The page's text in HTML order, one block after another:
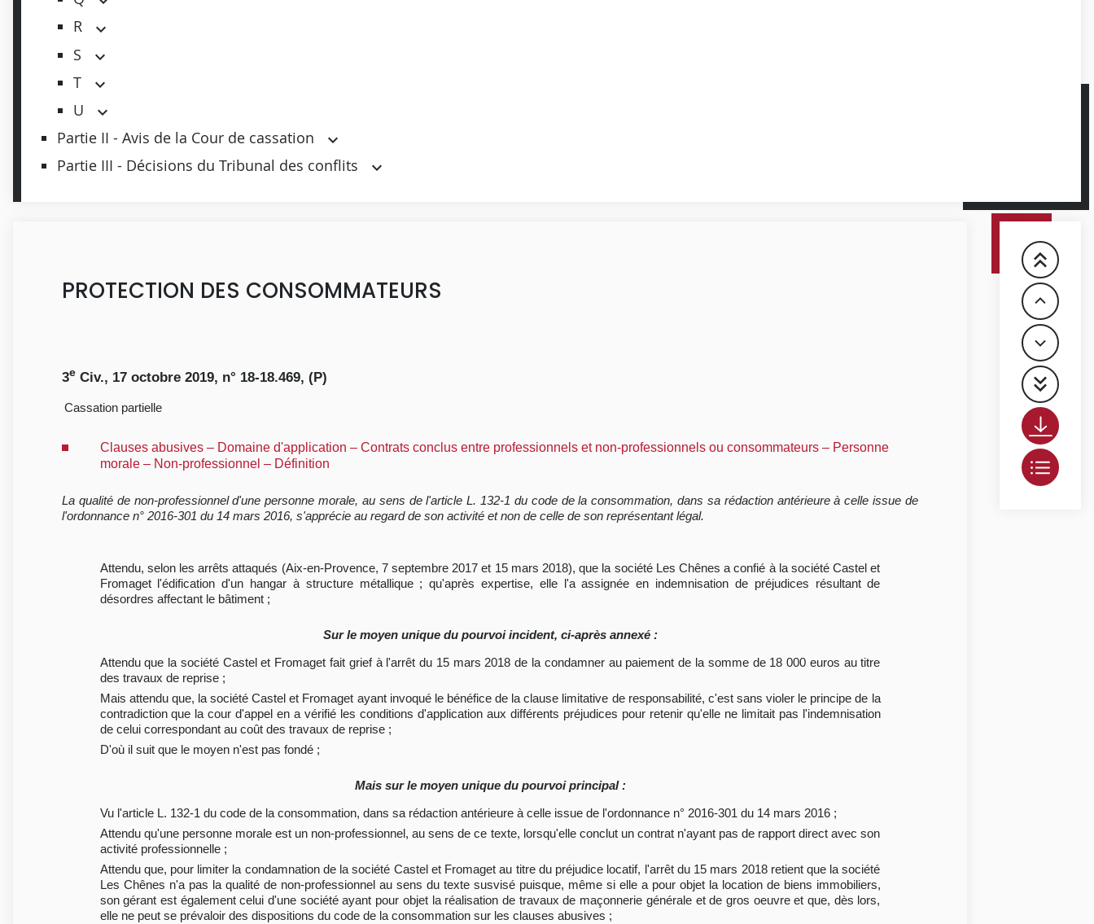
R
S
T
U
Partie II - Avis de la Cour de cassation
Partie III - Décisions du Tribunal des conflits
PROTECTION DES CONSOMMATEURS
3e Civ., 17 octobre 2019, n° 18-18.469, (P)
Cassation partielle
Clauses abusives – Domaine d'application – Contrats conclus entre professionnels et non-professionnels ou consommateurs – Personne
morale – Non-professionnel – Définition
La qualité de non-professionnel d'une personne morale, au sens de l'article L. 132-1 du code de la consommation, dans sa rédaction antérieure à celle issue de
l'ordonnance n° 2016-301 du 14 mars 2016, s'apprécie au regard de son activité et non de celle de son représentant légal.
Attendu, selon les arrêts attaqués (Aix-en-Provence, 7 septembre 2017 et 15 mars 2018), que la société Les Chênes a confié à la société Castel et
Fromaget l'édification d'un hangar à structure métallique ; qu'après expertise, elle l'a assignée en indemnisation de préjudices résultant de
désordres affectant le bâtiment ;
Sur le moyen unique du pourvoi incident, ci-après annexé :
Attendu que la société Castel et Fromaget fait grief à l'arrêt du 15 mars 2018 de la condamner au paiement de la somme de 18 000 euros au titre
des travaux de reprise ;
Mais attendu que, la société Castel et Fromaget ayant invoqué le bénéfice de la clause limitative de responsabilité, c'est sans violer le principe de la
contradiction que la cour d'appel en a vérifié les conditions d'application aux différents préjudices pour retenir qu'elle ne limitait pas l'indemnisation
de celui correspondant au coût des travaux de reprise ;
D'où il suit que le moyen n'est pas fondé ;
Mais sur le moyen unique du pourvoi principal :
Vu l'article L. 132-1 du code de la consommation, dans sa rédaction antérieure à celle issue de l'ordonnance n° 2016-301 du 14 mars 2016 ;
Attendu qu'une personne morale est un non-professionnel, au sens de ce texte, lorsqu'elle conclut un contrat n'ayant pas de rapport direct avec son
activité professionnelle ;
Attendu que, pour limiter la condamnation de la société Castel et Fromaget au titre du préjudice locatif, l'arrêt du 15 mars 2018 retient que la société
Les Chênes n'a pas la qualité de non-professionnel au sens du texte susvisé puisque, même si elle a pour objet la location de biens immobiliers,
son gérant est également celui d'une société ayant pour objet la réalisation de travaux de maçonnerie générale et de gros oeuvre et que, dès lors,
elle ne peut se prévaloir des dispositions du code de la consommation sur les clauses abusives ;